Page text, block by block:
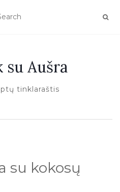
su Aušra
tinklaraštis
su kokosų